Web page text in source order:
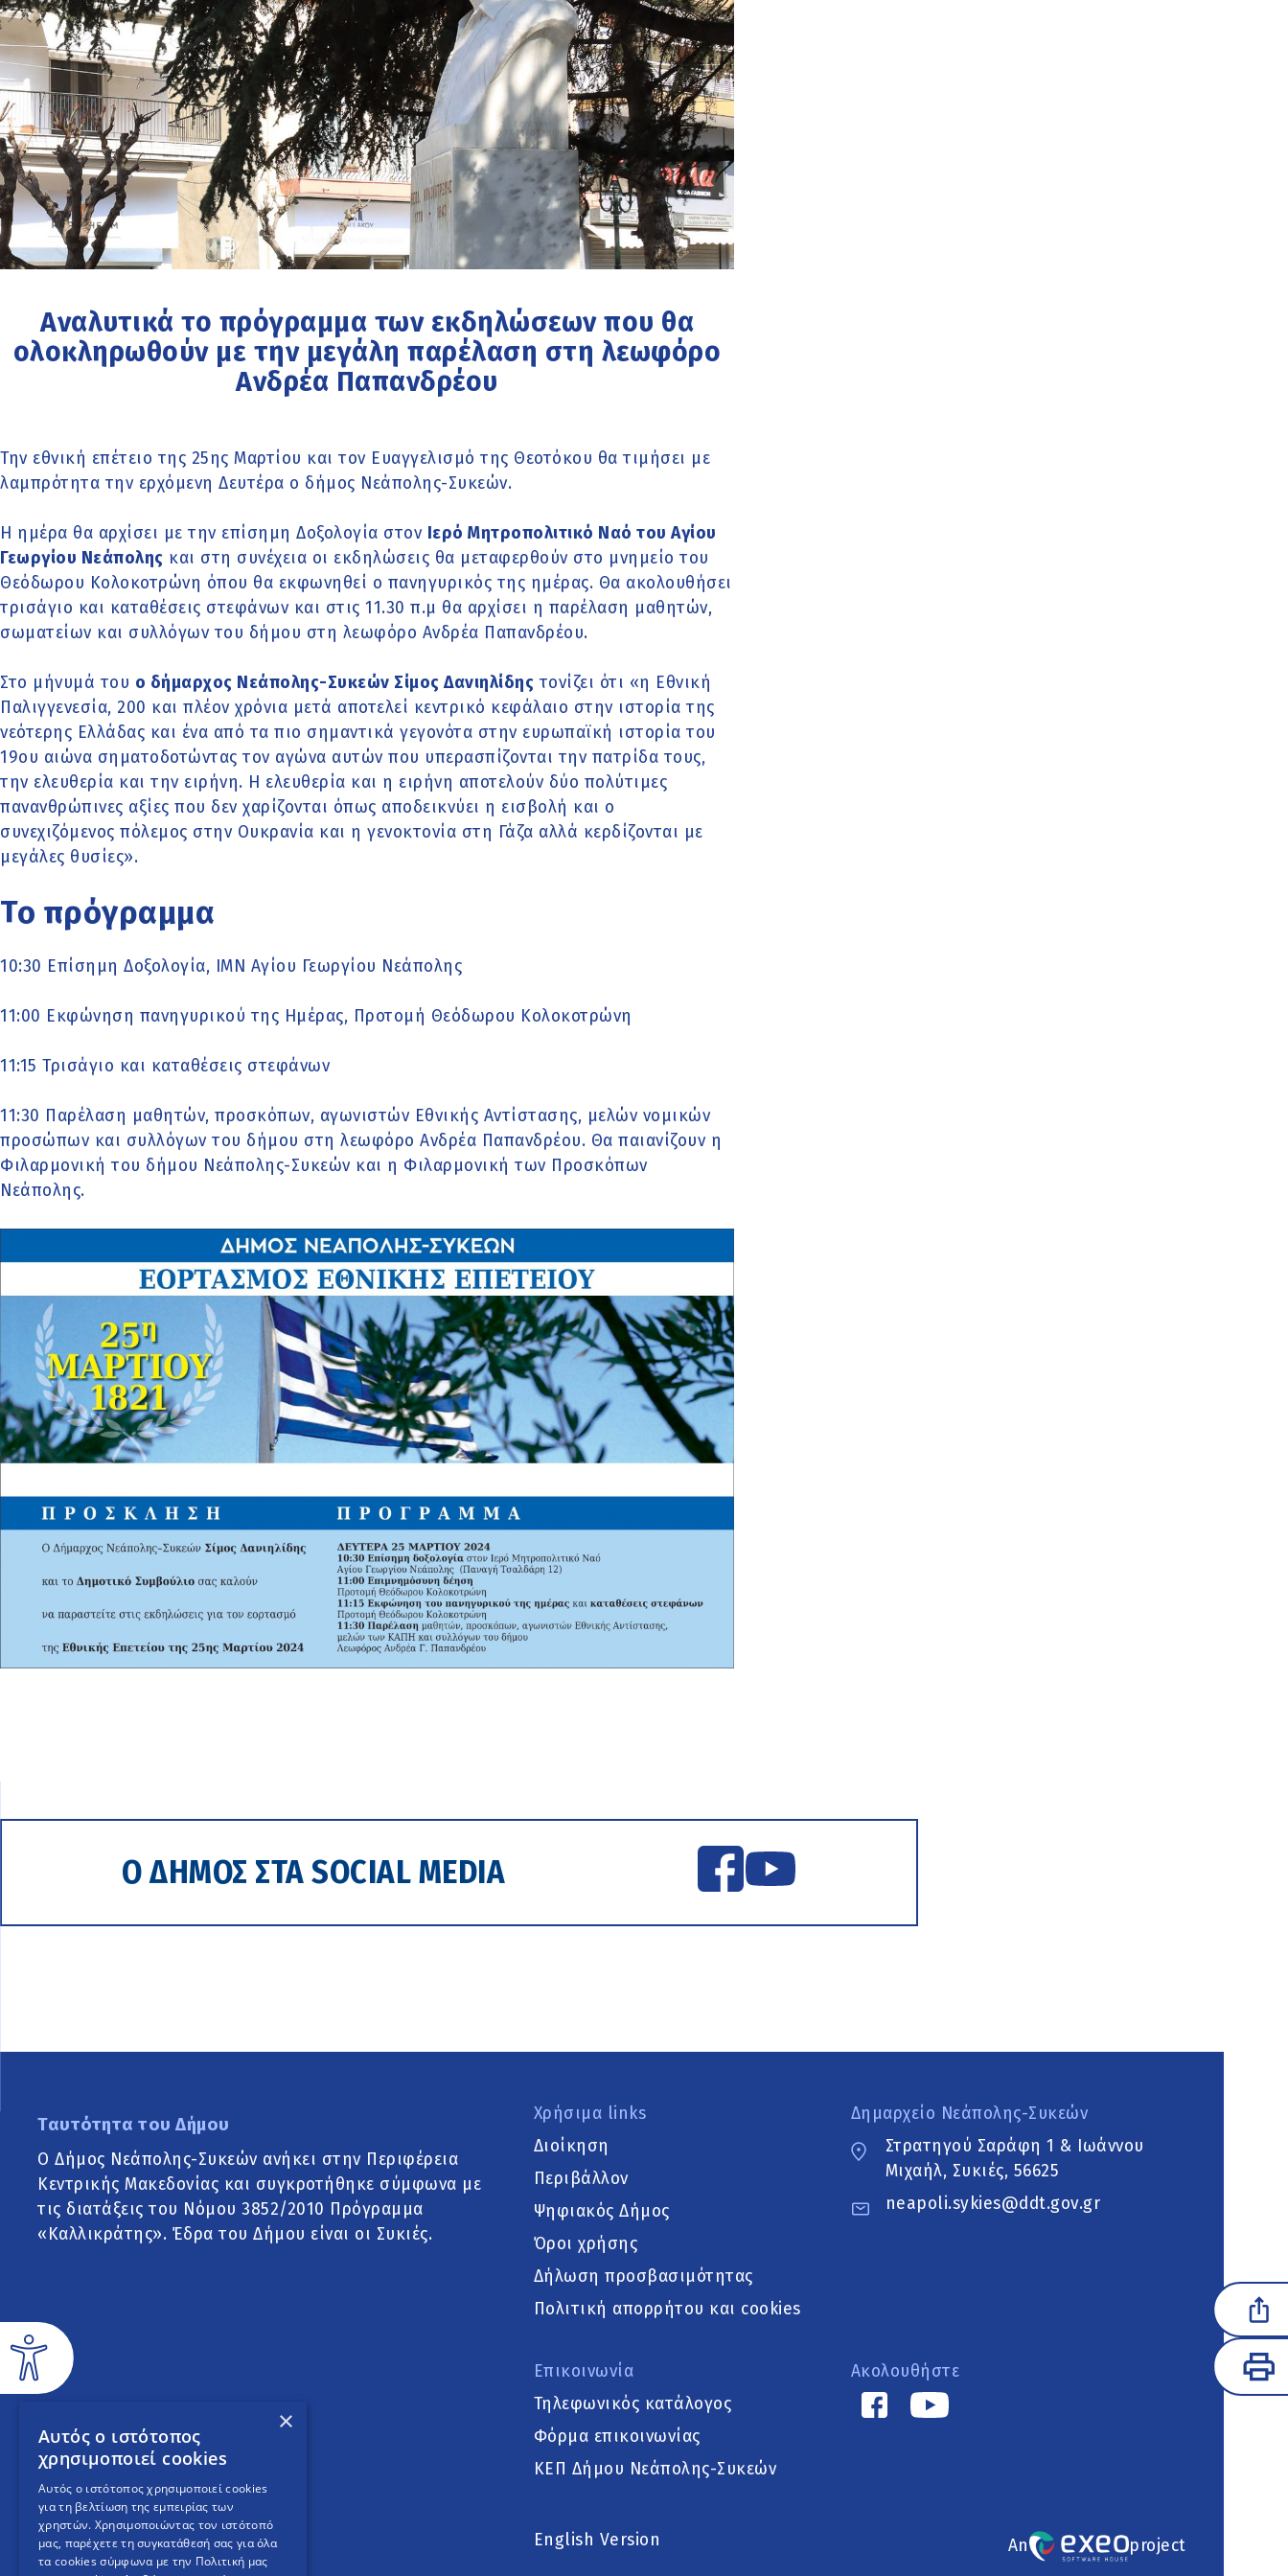
Αναλυτικά το πρόγραμμα των εκδηλώσεων που θα
ολοκληρωθούν με την μεγάλη παρέλαση στη λεωφόρο
Ανδρέα Παπανδρέου
Την εθνική επέτειο της 25ης Μαρτίου και τον Ευαγγελισμό της Θεοτόκου θα τιμήσει με
λαμπρότητα την ερχόμενη Δευτέρα ο δήμος Νεάπολης-Συκεών.
H ημέρα θα αρχίσει με την επίσημη Δοξολογία στον Ιερό Μητροπολιτικό Ναό του Αγίου
Γεωργίου Νεάπολης και στη συνέχεια οι εκδηλώσεις θα μεταφερθούν στο μνημείο του
Θεόδωρου Κολοκοτρώνη όπου θα εκφωνηθεί ο πανηγυρικός της ημέρας. Θα ακολουθήσει
τρισάγιο και καταθέσεις στεφάνων και στις 11.30 π.μ θα αρχίσει η παρέλαση μαθητών,
σωματείων και συλλόγων του δήμου στη λεωφόρο Ανδρέα Παπανδρέου.
Στο μήνυμά του ο δήμαρχος Νεάπολης-Συκεών Σίμος Δανιηλίδης τονίζει ότι «η Εθνική
Παλιγγενεσία, 200 και πλέον χρόνια μετά αποτελεί κεντρικό κεφάλαιο στην ιστορία της
νεότερης Ελλάδας και ένα από τα πιο σημαντικά γεγονότα στην ευρωπαϊκή ιστορία του
19ου αιώνα σηματοδοτώντας τον αγώνα αυτών που υπερασπίζονται την πατρίδα τους,
την ελευθερία και την ειρήνη. Η ελευθερία και η ειρήνη αποτελούν δύο πολύτιμες
πανανθρώπινες αξίες που δεν χαρίζονται όπως αποδεικνύει η εισβολή και ο
συνεχιζόμενος πόλεμος στην Ουκρανία και η γενοκτονία στη Γάζα αλλά κερδίζονται με
μεγάλες θυσίες».
Το πρόγραμμα
10:30 Επίσημη Δοξολογία, ΙΜΝ Αγίου Γεωργίου Νεάπολης
11:00 Εκφώνηση πανηγυρικού της Ημέρας, Προτομή Θεόδωρου Κολοκοτρώνη
11:15 Τρισάγιο και καταθέσεις στεφάνων
11:30 Παρέλαση μαθητών, προσκόπων, αγωνιστών Εθνικής Αντίστασης, μελών νομικών
προσώπων και συλλόγων του δήμου στη λεωφόρο Ανδρέα Παπανδρέου. Θα παιανίζουν η
Φιλαρμονική του δήμου Νεάπολης-Συκεών και η Φιλαρμονική των Προσκόπων
Νεάπολης.
Ο ΔΗΜΟΣ ΣΤΑ SOCIAL MEDIA
Ταυτότητα του Δήμου
Ο Δήμος Νεάπολης-Συκεών ανήκει στην Περιφέρεια
Κεντρικής Μακεδονίας και συγκροτήθηκε σύμφωνα με
τις διατάξεις του Νόμου 3852/2010 Πρόγραμμα
«Καλλικράτης». Έδρα του Δήμου είναι οι Συκιές.
Χρήσιμα links
Διοίκηση
Περιβάλλον
Ψηφιακός Δήμος
Όροι χρήσης
Δήλωση προσβασιμότητας
Πολιτική απορρήτου και cookies
Επικοινωνία
Τηλεφωνικός κατάλογος
Φόρμα επικοινωνίας
ΚΕΠ Δήμου Νεάπολης-Συκεών
Δημαρχείο Νεάπολης-Συκεών
Στρατηγού Σαράφη 1 & Ιωάννου
Μιχαήλ, Συκιές, 56625
neapoli.sykies@ddt.gov.gr
Ακολουθήστε
English Version An project
×
Αυτός ο ιστότοπος
χρησιμοποιεί cookies
Αυτός ο ιστότοπος χρησιμοποιεί cookies
για τη βελτίωση της εμπειρίας των
χρηστών. Χρησιμοποιώντας τον ιστότοπό
μας, παρέχετε τη συγκατάθεσή σας για όλα
τα cookies σύμφωνα με την Πολιτική μας